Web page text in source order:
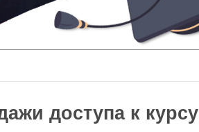
доступа к курсу